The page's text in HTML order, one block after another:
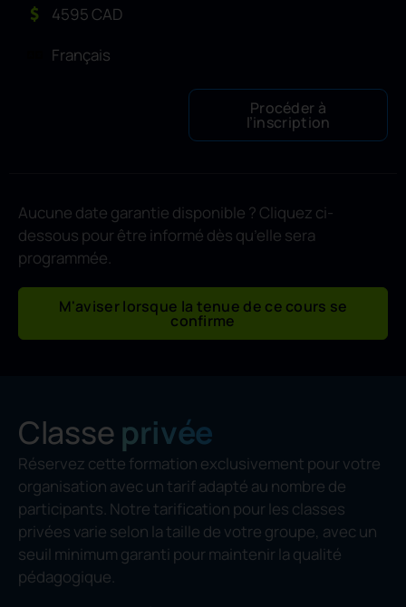
4595 CAD
Français
Procéder à
l’inscription
Aucune date garantie disponible ? Cliquez ci-
dessous pour être informé dès qu’elle sera
programmée.
M'aviser lorsque la tenue de ce cours se
confirme
Classeprivée
Réservez cette formation exclusivement pour votre
organisation avec un tarif adapté au nombre de
participants. Notre tarification pour les classes
privées varie selon la taille de votre groupe, avec un
seuil minimum garanti pour maintenir la qualité
pédagogique.